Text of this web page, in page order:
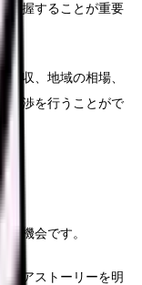
把握することが重要
収、地域の相場、
交渉を行うことがで
な機会です。
リアストーリーを明